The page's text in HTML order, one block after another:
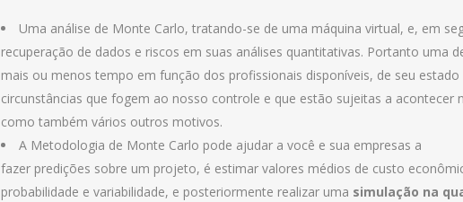
Uma análise de Monte Carlo, tratando-se de uma máquina virtual, e, em
recuperação de dados e riscos em suas análises quantitativas. Portanto uma
mais ou menos tempo em função dos profissionais disponíveis, de seu
circunstâncias que fogem ao nosso controle e que estão sujeitas a acontecer
como também vários outros motivos.
A Metodologia de Monte Carlo pode ajudar a você e sua empresas a
fazer predições sobre um projeto, é estimar valores médios de custo
probabilidade e variabilidade, e posteriormente realizar uma simulação na